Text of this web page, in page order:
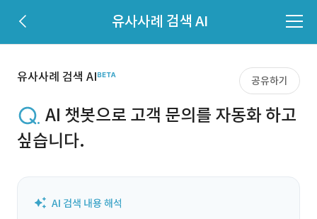
유사사례 검색 AI
유사사례 검색 AI 공유하기
AI 챗봇으로 고객 문의를 자동화 하고
싶습니다.